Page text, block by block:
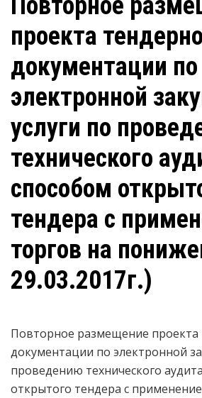
проекта
документации по
электронной
услуги по
технического
способом
тендера с
торгов на
29.03.2017г.)
Повторное размещение проекта
документации по электронной
проведению технического
открытого тендера с